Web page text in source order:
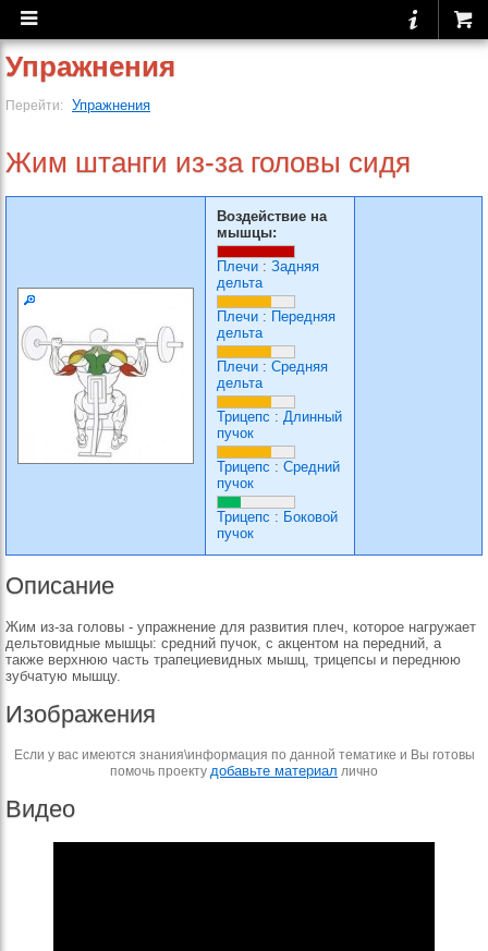
Упражнения
Перейти: Упражнения
Жим штанги из-за головы сидя
Воздействие на
мышцы:
Плечи : Задняя
дельта
Плечи : Передняя
дельта
Плечи : Средняя
дельта
Трицепс : Длинный
пучок
Трицепс : Средний
пучок
Трицепс : Боковой
пучок
Описание
Жим из-за головы - упражнение для развития плеч, которое нагружает
дельтовидные мышцы: средний пучок, с акцентом на передний, а
также верхнюю часть трапециевидных мышц, трицепсы и переднюю
зубчатую мышцу.
Изображения
Если у вас имеются знания\информация по данной тематике и Вы готовы
помочь проекту добавьте материал лично
Видео